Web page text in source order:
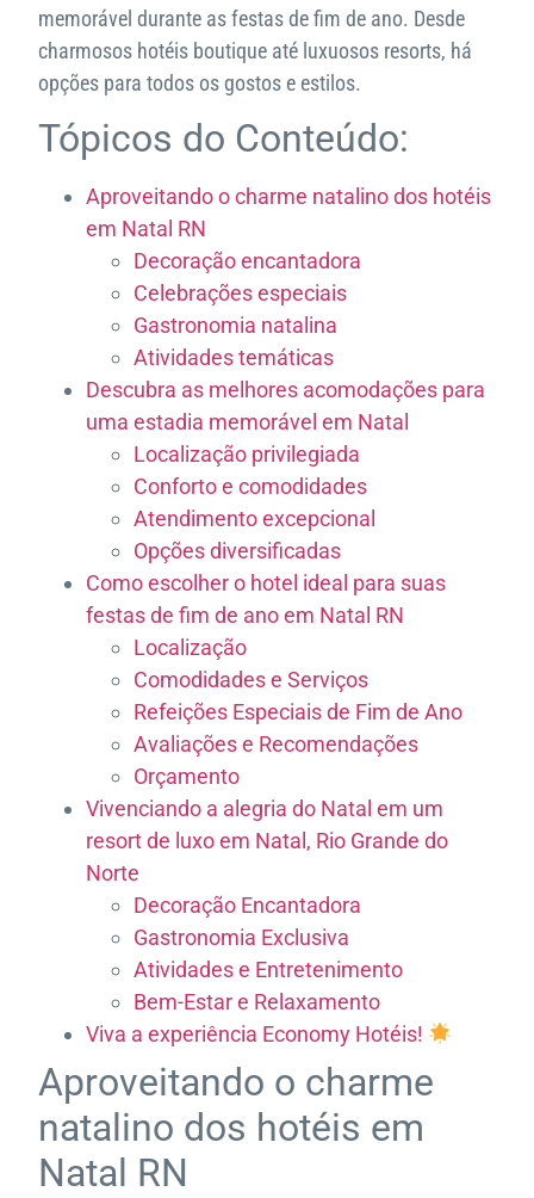
memorável durante as festas de fim de ano. Desde
charmosos hotéis boutique até luxuosos resorts, há
opções para todos os gostos e estilos.
Tópicos do Conteúdo:
Aproveitando o charme natalino dos hotéis
em Natal RN
Decoração encantadora
Celebrações especiais
Gastronomia natalina
Atividades temáticas
Descubra as melhores acomodações para
uma estadia memorável em Natal
Localização privilegiada
Conforto e comodidades
Atendimento excepcional
Opções diversificadas
Como escolher o hotel ideal para suas
festas de fim de ano em Natal RN
Localização
Comodidades e Serviços
Refeições Especiais de Fim de Ano
Avaliações e Recomendações
Orçamento
Vivenciando a alegria do Natal em um
resort de luxo em Natal, Rio Grande do
Norte
Decoração Encantadora
Gastronomia Exclusiva
Atividades e Entretenimento
Bem-Estar e Relaxamento
Viva a experiência Economy Hotéis!
Aproveitando o charme
natalino dos hotéis em
Natal RN